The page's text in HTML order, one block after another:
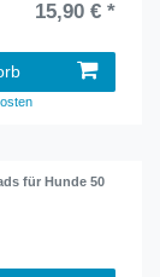
15,90 € *
für Hunde 50